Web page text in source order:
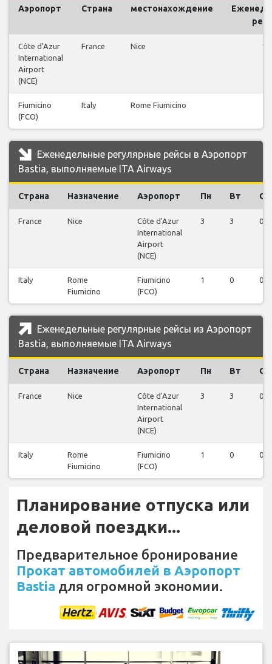
Аэропорт Страна местонахождение
Côte d'Azur
International
Airport
(NCE)
France Nice 12
Fiumicino
(FCO)
Italy Rome Fiumicino
Еженедельные регулярные рейсы в Аэропорт
Bastia, выполняемые ITA Airways
Страна Назначение Аэропорт Пн Вт Ср
France Nice
Côte d'Azur
International
Airport
(NCE)
3 3 0
Italy
Rome
Fiumicino
Fiumicino
(FCO)
1 0 0
Еженедельные регулярные рейсы из Аэропорт
Bastia, выполняемые ITA Airways
Страна Назначение Аэропорт Пн Вт Ср
France Nice
Côte d'Azur
International
Airport
(NCE)
3 3 0
Italy
Rome
Fiumicino
Fiumicino
(FCO)
1 0 0
Планирование отпуска или
деловой поездки...
Предварительное бронирование
Прокат автомобилей в Аэропорт
Bastia для огромной экономии.